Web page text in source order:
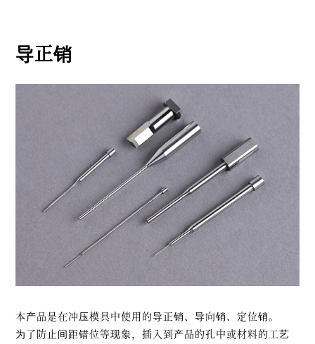
导正销
本产品是在冲压模具中使用的导正销、导向销、定位销。
为了防止间距错位等现象，插入到产品的孔中或材料的工艺